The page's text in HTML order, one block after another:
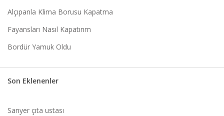
Alçıpanla Klima Borusu Kapatma
Fayansları Nasıl Kapatırım
Bordür Yamuk Oldu
Son Eklenenler
Sarıyer çıta ustası